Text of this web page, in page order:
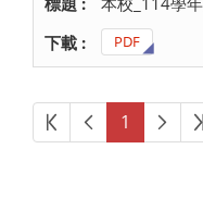
PDF
第一頁上一頁
1 下一